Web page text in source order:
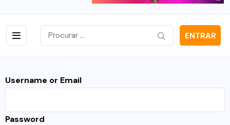
ENTRAR
Username or Email
Password